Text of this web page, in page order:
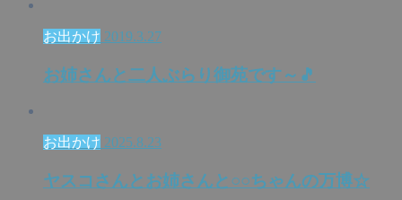
お出かけ 2019.3.27
お姉さんと二人ぶらり御苑です～🎵
お出かけ 2025.8.23
ヤスコさんとお姉さんと○○ちゃんの万博☆